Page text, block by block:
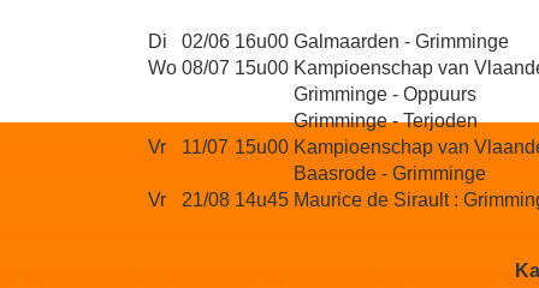
Di 02/06 16u00 Galmaarden - Grimminge
Wo 08/07 15u00 Kampioenschap van
Grimminge - Oppuurs
Grimminge - Terjoden
Vr
11/07 15u00 Kampioenschap van
Baasrode - Grimminge
Vr
21/08 14u45 Maurice de Sirault :